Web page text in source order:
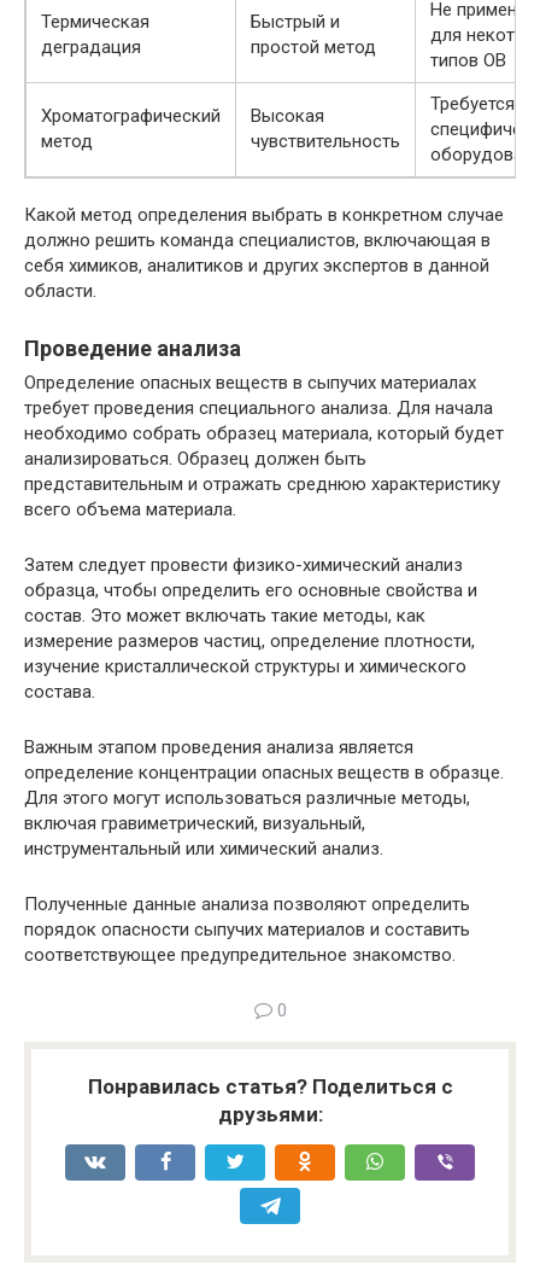
Термическая
деградация
Быстрый и
простой метод
Не применим
для
типов ОВ
Хроматографический
метод
Высокая
чувствительность
Требуется
Какой метод определения выбрать в конкретном случае
должно решить команда специалистов, включающая в
себя химиков, аналитиков и других экспертов в данной
области.
Проведение анализа
Определение опасных веществ в сыпучих материалах
требует проведения специального анализа. Для начала
необходимо собрать образец материала, который будет
анализироваться. Образец должен быть
представительным и отражать среднюю характеристику
всего объема материала.
Затем следует провести физико-химический анализ
образца, чтобы определить его основные свойства и
состав. Это может включать такие методы, как
измерение размеров частиц, определение плотности,
изучение кристаллической структуры и химического
состава.
Важным этапом проведения анализа является
определение концентрации опасных веществ в образце.
Для этого могут использоваться различные методы,
включая гравиметрический, визуальный,
инструментальный или химический анализ.
Полученные данные анализа позволяют определить
порядок опасности сыпучих материалов и составить
соответствующее предупредительное знакомство.
0
Понравилась статья? Поделиться с
друзьями: